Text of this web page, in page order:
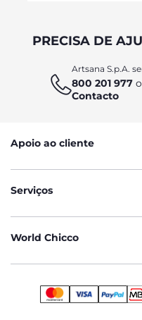
PRECISA DE
Artsana S.p.A.
800 201 977
Contacto
Apoio ao cliente
Serviços
World Chicco